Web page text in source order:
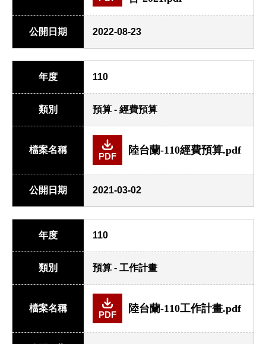
公開日期 2022-08-23
年度 110
類別 預算 - 經費預算
檔案名稱
PDF
陸台蘭-110經費預算.pdf
公開日期 2021-03-02
年度 110
類別 預算 - 工作計畫
檔案名稱
PDF
陸台蘭-110工作計畫.pdf